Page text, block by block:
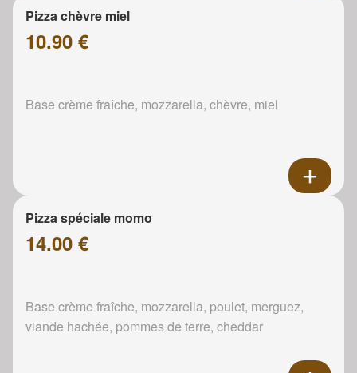
Pizza chèvre miel
10.90 €
Base crème fraîche, mozzarella, chèvre, miel
Pizza spéciale momo
14.00 €
Base crème fraîche, mozzarella, poulet, merguez,
viande hachée, pommes de terre, cheddar